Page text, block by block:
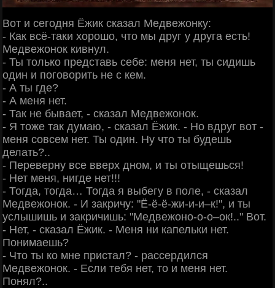
Вот и сегодня Ёжик сказал Медвежонку:
- Как всё-таки хорошо, что мы друг у друга есть!
Медвежонок кивнул.
- Ты только представь себе: меня нет, ты сидишь
один и поговорить не с кем.
- А ты где?
- А меня нет.
- Так не бывает, - сказал Медвежонок.
- Я тоже так думаю, - сказал Ёжик. - Но вдруг вот -
меня совсем нет. Ты один. Ну что ты будешь
делать?..
- Переверну все вверх дном, и ты отыщешься!
- Нет меня, нигде нет!!!
- Тогда, тогда… Тогда я выбегу в поле, - сказал
Медвежонок. - И закричу: "Ё-ё-ё-жи-и-и–к!", и ты
услышишь и закричишь: "Медвежоно-о-о–ок!.." Вот.
- Нет, - сказал Ёжик. - Меня ни капельки нет.
Понимаешь?
- Что ты ко мне пристал? - рассердился
Медвежонок. - Если тебя нет, то и меня нет.
Понял?..